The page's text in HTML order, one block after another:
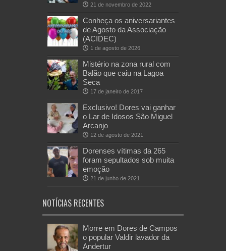
21 de novembro de 2022
Conheça os aniversariantes
de Agosto da Associação
(ACIDEC)
1 de agosto de 2026
Mistério na zona rural com
Balão que caiu na Lagoa
Seca
17 de janeiro de 2017
Exclusivo! Dores vai ganhar
o Lar de Idosos São Miguel
Arcanjo
12 de agosto de 2021
Dorenses vítimas da 265
foram sepultados sob muita
emoção
21 de junho de 2021
NOTÍCIAS RECENTES
Morre em Dores de Campos
o popular Valdir lavador da
Andertur